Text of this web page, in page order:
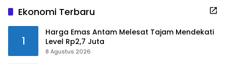
Ekonomi Terbaru
1
Harga Emas Antam Melesat Tajam Mendekati
Level Rp2,7 Juta
8 Agustus 2026